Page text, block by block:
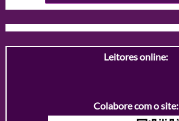
Leitores online:
Colabore com o site: